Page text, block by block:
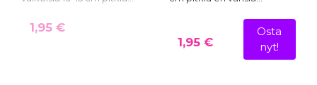
1,95 €
1,95 €
Osta
nyt!